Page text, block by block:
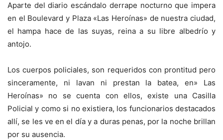
Aparte del diario escándalo derrape nocturno que impera
en el Boulevard y Plaza «Las Heroínas» de nuestra ciudad,
el hampa hace de las suyas, reina a su libre albedrío y
antojo.
Los cuerpos policiales, son requeridos con prontitud pero
sinceramente, ni lavan ni prestan la batea, en» Las
Heroínas» no se cuenta con ellos, existe una Casilla
Policial y como si no existiera, los funcionarios destacados
allí, se les ve en el día y a duras penas, por la noche brillan
por su ausencia.